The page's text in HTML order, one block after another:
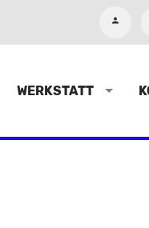
WERKSTATT